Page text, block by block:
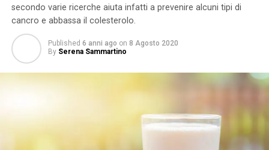
secondo varie ricerche aiuta infatti a prevenire alcuni tipi di
cancro e abbassa il colesterolo.
Published 6 anni ago on 8 Agosto 2020
By Serena Sammartino